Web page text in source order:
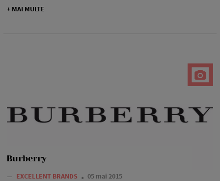
+ MAI MULTE
Burberry
— EXCELLENT BRANDS 05 mai 2015